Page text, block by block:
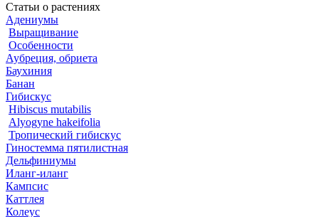
Статьи о растениях
Адениумы
Выращивание
Особенности
Аубреция, обриета
Баухиния
Банан
Гибискус
Hibiscus mutabilis
Alyogyne hakeifolia
Тропический гибискус
Гиностемма пятилистная
Дельфиниумы
Иланг-иланг
Кампсис
Каттлея
Колеус